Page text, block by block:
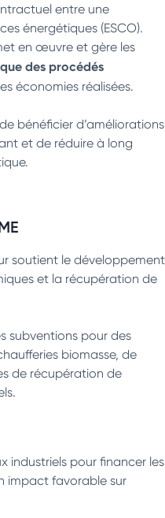
entre une
énergétiques (ESCO).
en œuvre et gère les
des procédés
économies réalisées.
bénéficier d’améliorations
et de réduire à long
soutient le développement
et la récupération de
subventions pour des
biomasse, de
de récupération de
industriels pour financer les
impact favorable sur